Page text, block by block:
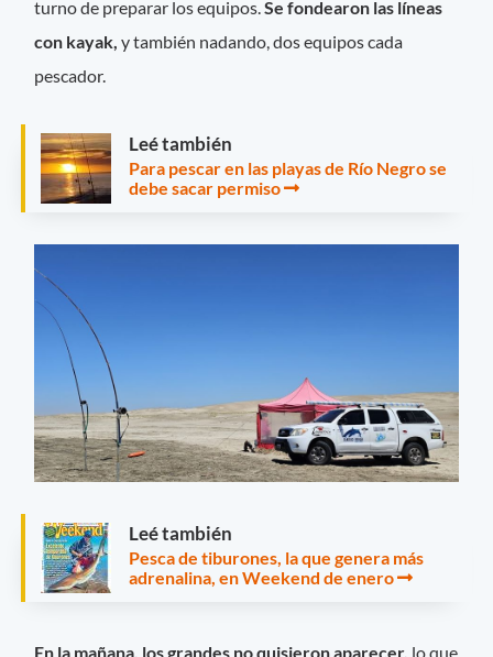
turno de preparar los equipos.Se fondearon las líneas
con kayak,y también nadando, dos equipos cada
pescador.
Leé también
Para pescar en las playas de Río Negro se
debe sacar permiso
Leé también
Pesca de tiburones, la que genera más
adrenalina, en Weekend de enero
En la mañana, los grandes no quisieron aparecer, lo que